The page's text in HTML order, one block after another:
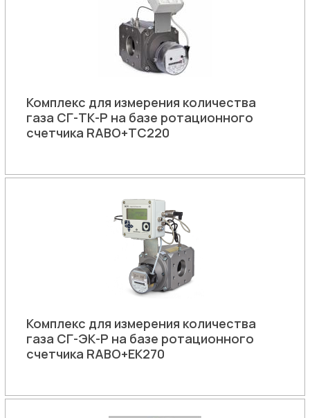
Комплекс для измерения количества
газа СГ-ТК-Р на базе ротационного
счетчика RABO+ТС220
Комплекс для измерения количества
газа СГ-ЭК-Р на базе ротационного
счетчика RABO+ЕК270